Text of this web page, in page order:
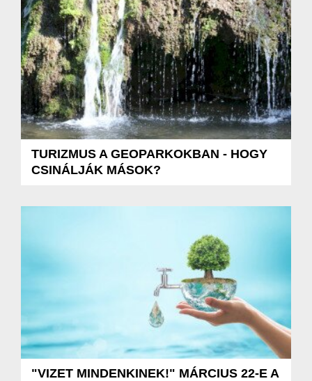
TURIZMUS A GEOPARKOKBAN - HOGY
CSINÁLJÁK MÁSOK?
"VIZET MINDENKINEK!" MÁRCIUS 22-E A